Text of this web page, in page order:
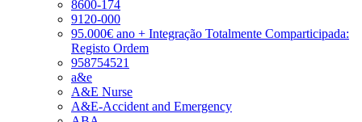
8600-174
9120-000
95.000€ ano + Integração Totalmente Comparticipada:
Registo Ordem
958754521
a&e
A&E Nurse
A&E-Accident and Emergency